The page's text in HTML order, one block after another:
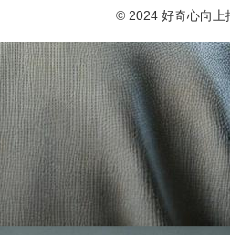
© 2024 好奇心向上